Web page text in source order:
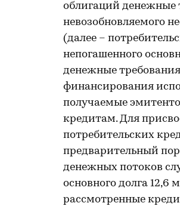
облигаций денежные
невозобновляемого
(далее –
непогашенного
денежные
финансирования
получаемые
кредитам. Для
потребительских
предварительный
денежных потоков
основного долга 12,6
рассмотренные